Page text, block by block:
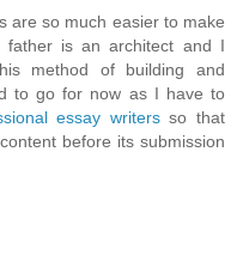
are so much easier to make
is an architect and I
method of building and
to go for now as I have to
essay writersso that
before its submission